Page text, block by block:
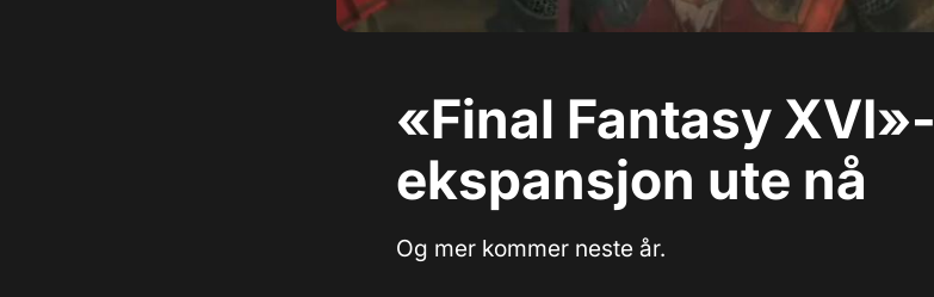
«Final Fantasy XVI»-
ekspansjon ute nå
Og mer kommer neste år.